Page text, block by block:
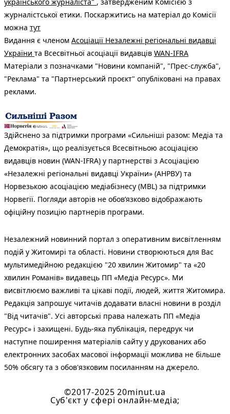
журналістської етики. Поскаржитись на матеріал до Комісії
можна тут
Видання є членом Асоціації Незалежні регіональні видавці
України та Всесвітньої асоціації видавців WAN-IFRA
Матеріали з позначками "Новини компаній", "Прес-служба",
"Реклама" та "Партнерський проєкт" опубліковані на правах
реклами.
Здійснено за підтримки програми «Сильніші разом: Медіа та
Демократія», що реалізується Всесвітньою асоціацією
видавців новин (WAN-IFRA) у партнерстві з Асоціацією
«Незалежні регіональні видавці України» (АНРВУ) та
Норвезькою асоціацією медіабізнесу (MBL) за підтримки
Норвегії. Погляди авторів не обов’язково відображають
офіційну позицію партнерів програми.
Незалежний новинний портал з оперативним висвітленням
подій у Житомирі та області. Новини створюються для Вас
мультимедійною редакцією "20 хвилин Житомир" та «20
хвилин Романів» видавець ПП «Медіа Ресурс». Ми
висвітлюємо важливі та цікаві події, людей, життя Житомира.
Редакція запрошує читачів додавати власні новини в розділ
"Від читачів". Усі авторські права належать ПП «Медіа
Ресурс» і захищені. Будь-яка публiкацiя, передрук чи
наступне поширення матеріалів сайту у друкованих або
електронних засобах масової інформації можлива не більше
50% обсягу та з обов'язковим посиланням на джерело.
©2017-2025 20minut.ua
Cуб'єкт у сфері онлайн-медіа;